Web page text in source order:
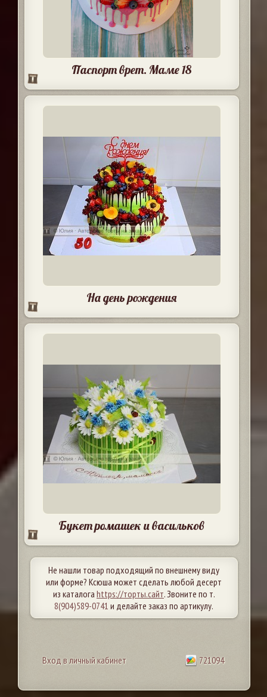
Паспорт врет. Маме 18
На день рождения
Букет ромашек и васильков
Не нашли товар подходящий по внешнему виду
или форме? Ксюша может сделать любой десерт
из каталога https://торты.сайт. Звоните по т.
8(904)589-0741 и делайте заказ по артикулу.
Вход в личный кабинет 721094